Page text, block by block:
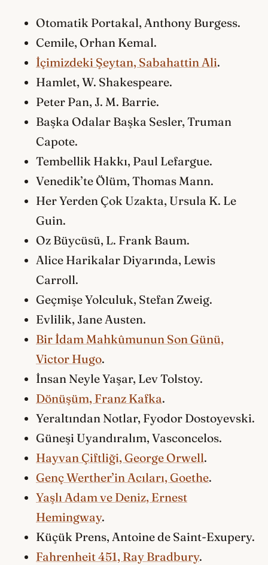
Otomatik Portakal, Anthony Burgess.
Cemile, Orhan Kemal.
İçimizdeki Şeytan, Sabahattin Ali.
Hamlet, W. Shakespeare.
Peter Pan, J. M. Barrie.
Başka Odalar Başka Sesler, Truman
Capote.
Tembellik Hakkı, Paul Lefargue.
Venedik’te Ölüm, Thomas Mann.
Her Yerden Çok Uzakta, Ursula K. Le
Guin.
Oz Büycüsü, L. Frank Baum.
Alice Harikalar Diyarında, Lewis
Carroll.
Geçmişe Yolculuk, Stefan Zweig.
Evlilik, Jane Austen.
Bir İdam Mahkûmunun Son Günü,
Victor Hugo.
İnsan Neyle Yaşar, Lev Tolstoy.
Dönüşüm, Franz Kafka.
Yeraltından Notlar, Fyodor Dostoyevski.
Güneşi Uyandıralım, Vasconcelos.
Hayvan Çiftliği, George Orwell.
Genç Werther’in Acıları, Goethe.
Yaşlı Adam ve Deniz, Ernest
Hemingway.
Küçük Prens, Antoine de Saint-Exupery.
Fahrenheit 451, Ray Bradbury.